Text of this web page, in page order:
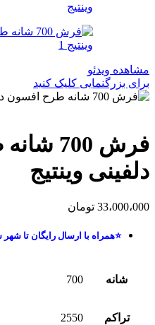
مشاهده ویدئو
برای بزرگنمایی کلیک کنید
فرش
دلفینی وینتیج
33،000،000 تومان
⭐همراه با ارسال رایگان تا شهر
شانه 700
تراکم 2550